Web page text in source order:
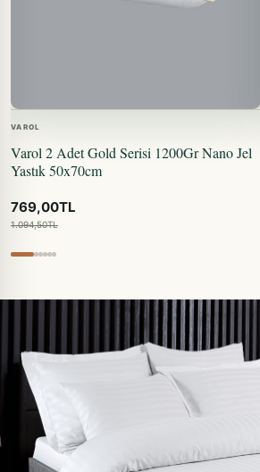
VAROL
Varol 2 Adet Gold Serisi 1200Gr Nano Jel
Yastık 50x70cm
769,00TL
1.094,50TL